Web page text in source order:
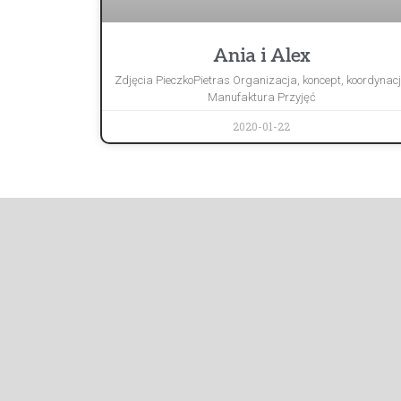
Ania i Alex
Zdjęcia PieczkoPietras Organizacja, koncept,
Manufaktura Przyjęć
2020-01-22